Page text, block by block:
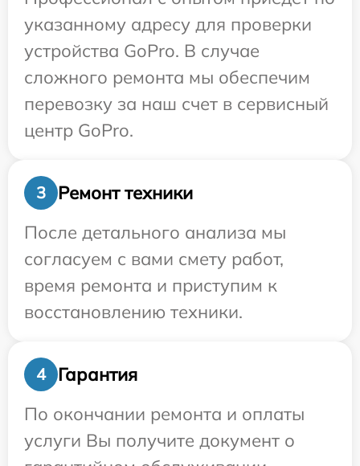
указанному адресу для проверки
устройства GoPro. В случае
сложного ремонта мы обеспечим
перевозку за наш счет в сервисный
центр GoPro.
3
Ремонт техники
После детального анализа мы
согласуем с вами смету работ,
время ремонта и приступим к
восстановлению техники.
4
Гарантия
По окончании ремонта и оплаты
услуги Вы получите документ о